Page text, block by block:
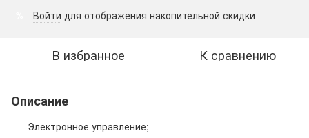
Войти для отображения накопительной скидки
В избранное К сравнению
Описание
Электронное управление;